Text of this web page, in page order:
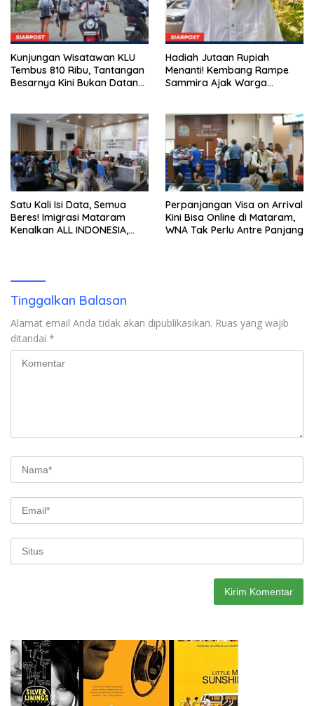
Kunjungan Wisatawan KLU
Tembus 810 Ribu, Tantangan
Besarnya Kini Bukan Datang,
Hadiah Jutaan Rupiah
Menanti! Kembang Rampe
Sammira Ajak Warga
Satu Kali Isi Data, Semua
Beres! Imigrasi Mataram
Kenalkan ALL INDONESIA,
Perpanjangan Visa on Arrival
Kini Bisa Online di Mataram,
WNA Tak Perlu Antre Panjang
Tinggalkan Balasan
Alamat email Anda tidak akan dipublikasikan. Ruas yang wajib
ditandai *